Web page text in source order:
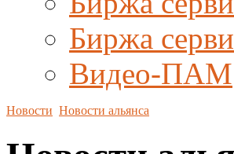
Биржа
Видео-ПАМ
Новости Новости альянса